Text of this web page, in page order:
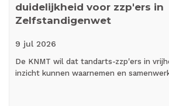
duidelijkheid voor zzp'ers in
Zelfstandigenwet
9 jul 2026
De KNMT wil dat tandarts-zzp'ers in
inzicht kunnen waarnemen en